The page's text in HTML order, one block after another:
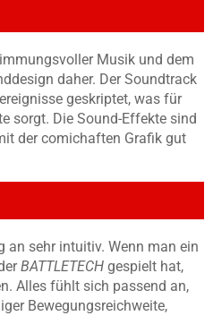
Musik und dem
daher. Der Soundtrack
geskriptet, was für
sorgt. Die Sound-Effekte sind
der comichaften Grafik gut
an sehr intuitiv. Wenn man ein
BATTLETECH gespielt hat,
Alles fühlt sich passend an,
Bewegungsreichweite,